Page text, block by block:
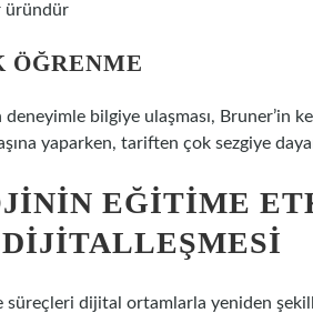
üründür
ÖĞRENME
bilgiye ulaşması, Bruner’in
yaparken, tariften çok sezgiye
EĞITIME
süreçleri dijital ortamlarla yeniden